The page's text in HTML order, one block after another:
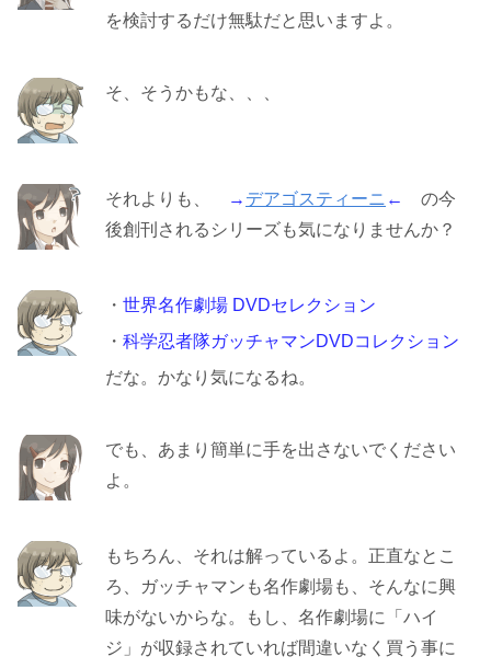
を検討するだけ無駄だと思いますよ。
そ、そうかもな、、、
それよりも、 → デアゴスティーニ ←
の今
後創刊されるシリーズも気になりませんか？
・ 世界名作劇場 DVDセレクション
・ 科学忍者隊ガッチャマンDVDコレクション
だな。かなり気になるね。
でも、あまり簡単に手を出さないでください
よ。
もちろん、それは解っているよ。正直なとこ
ろ、ガッチャマンも名作劇場も、そんなに興
味がないからな。もし、名作劇場に「ハイ
ジ」が収録されていれば間違いなく買う事に